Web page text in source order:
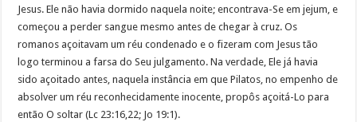
Jesus. Ele não havia dormido naquela noite; encontrava-Se em jejum, e
começou a perder sangue mesmo antes de chegar à cruz. Os
romanos açoitavam um réu condenado e o fizeram com Jesus tão
logo terminou a farsa do Seu julgamento. Na verdade, Ele já havia
sido açoitado antes, naquela instância em que Pilatos, no empenho de
absolver um réu reconhecidamente inocente, propôs açoitá-Lo para
então O soltar (Lc 23:16,22; Jo 19:1).